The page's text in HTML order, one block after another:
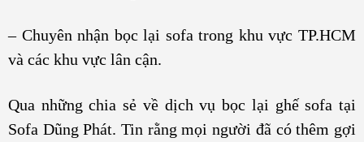
– Chuyên nhận bọc lại sofa trong khu vực TP.HCM
và các khu vực lân cận.
Qua những chia sẻ về dịch vụ bọc lại ghế sofa tại
Sofa Dũng Phát. Tin rằng mọi người đã có thêm gợi